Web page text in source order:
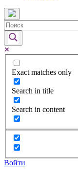
Exact matches only
Search in title
Search in content
Войти